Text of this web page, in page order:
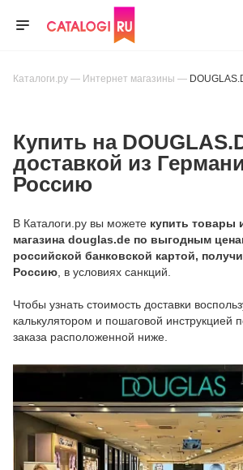
Каталоги.ру — Интернет магазины —
Купить на
доставкой из
Россию
В Каталоги.ру вы можете купить товары
магазина douglas.de по выгодным
российской банковской картой,
Россию , в условиях санкций.
Чтобы узнать стоимость доставки
калькулятором и пошаговой
заказа расположенной ниже.